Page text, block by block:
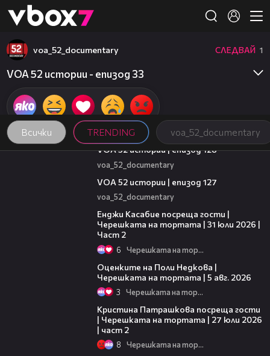
👾
Всички TRENDING voa_52_documentary
voa_52_documentary СЛЕДВАЙ 1
VOA 52 истории - епизод 33
21:59
VOA 52 истории | епизод 128
voa_52_documentary
VOA 52 истории | епизод 127
voa_52_documentary
Енджи Касабие посреща гости |
Черешката на тортата | 31 юли 2026 |
Част 2
6 Черешката на тортата
Оценките на Поли Недкова |
Черешката на тортата | 5 авг. 2026
3 Черешката на тортата
Кристина Патрашкова посреща гости
| Черешката на тортата | 27 юли 2026
| част 2
8 Черешката на тортата